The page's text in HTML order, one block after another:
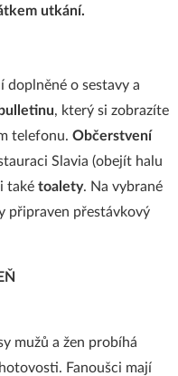
utkání.
doplněné o sestavy a
, který si zobrazíte
telefonu. Občerstvení
Slavia (obejít halu
také toalety. Na vybrané
připraven přestávkový
mužů a žen probíhá
Fanoušci mají